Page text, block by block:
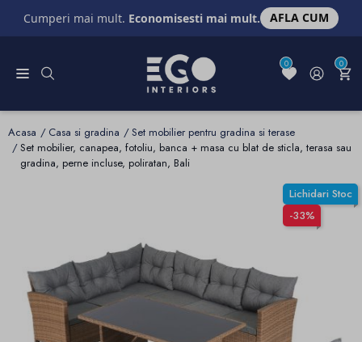
Cumperi mai mult. Economisesti mai mult. AFLA CUM
0 0
Acasa Casa si gradina
Set mobilier pentru gradina si terase
Set mobilier, canapea, fotoliu, banca + masa cu blat de sticla, terasa sau
gradina, perne incluse, poliratan, Bali
Lichidari Stoc
-33%